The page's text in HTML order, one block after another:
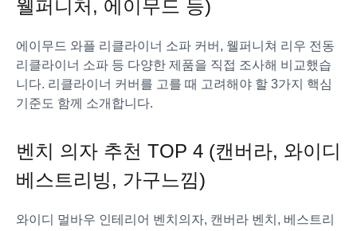
웰퍼니처, 에이무드 등)
에이무드 와플 리클라이너 소파 커버, 웰퍼니쳐 리우 전동
리클라이너 소파 등 다양한 제품을 직접 조사해 비교했습
니다. 리클라이너 커버를 고를 때 고려해야 할 3가지 핵심
기준도 함께 소개합니다.
벤치 의자 추천 TOP 4 (캔버라, 와이디
베스트리빙, 가구느낌)
와이디 멀바우 인테리어 벤치의자, 캔버라 벤치, 베스트리